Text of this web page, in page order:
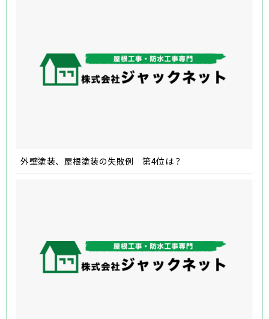
外壁塗装、屋根塗装の失敗例 第4位は？